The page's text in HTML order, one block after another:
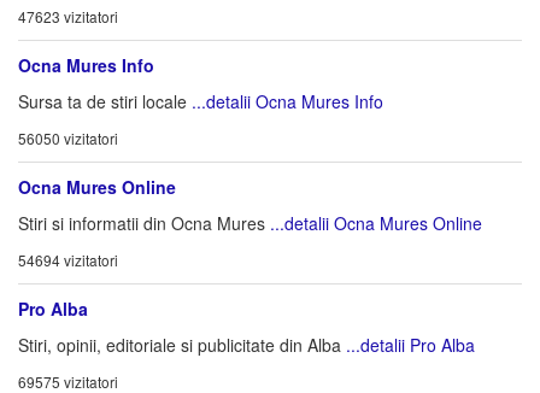
47623 vizitatori
Ocna Mures Info
Sursa ta de stiri locale ...detalii Ocna Mures Info
56050 vizitatori
Ocna Mures Online
Stiri si informatii din Ocna Mures ...detalii Ocna Mures Online
54694 vizitatori
Pro Alba
Stiri, opinii, editoriale si publicitate din Alba ...detalii Pro Alba
69575 vizitatori